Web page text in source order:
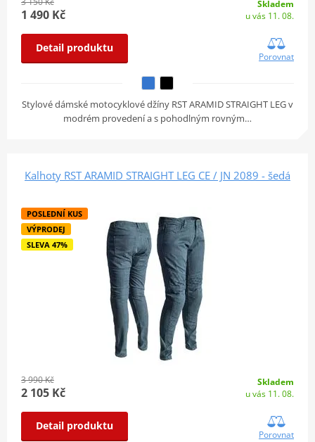
1 490 Kč
Skladem
u vás 11. 08.
Detail produktu
Porovnat
Stylové dámské motocyklové džíny RST ARAMID STRAIGHT LEG v
modrém provedení a s pohodlným rovným…
Kalhoty RST ARAMID STRAIGHT LEG CE / JN 2089 - šedá
POSLEDNÍ KUS
VÝPRODEJ
SLEVA 47%
3 990 Kč
2 105 Kč
Skladem
u vás 11. 08.
Detail produktu
Porovnat